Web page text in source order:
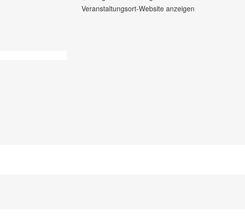
Veranstaltungsort-Website anzeigen